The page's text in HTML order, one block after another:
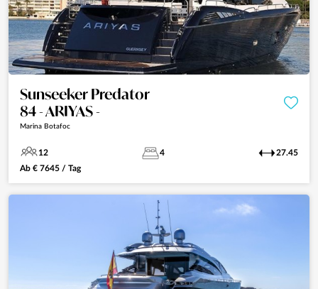
Sunseeker Predator
84 - ARIYAS -
Marina Botafoc
12 4
27.45
Ab € 7645 / Tag